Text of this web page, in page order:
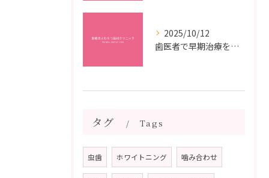
2025/10/12
歯医者で早期治療を受けるメリットと虫歯悪化を防ぐ最短ステップ
タグ Tags
虫歯 ホワイトニング 噛み合わせ